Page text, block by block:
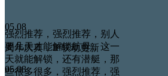
05.08
周年庆典，IP联动更新
05.08
强烈推荐，强烈推荐，别人
要几天才能解锁航母，这一
天就能解锁，还有潜艇，那
些很多很多，强烈推荐，强